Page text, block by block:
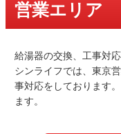
営業エリア
給湯器の交換、工事対
シンライフでは、東京
事対応をしております。
ます。